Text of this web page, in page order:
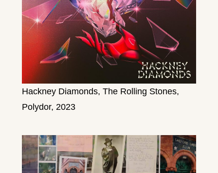
Hackney Diamonds, The Rolling Stones,
Polydor, 2023